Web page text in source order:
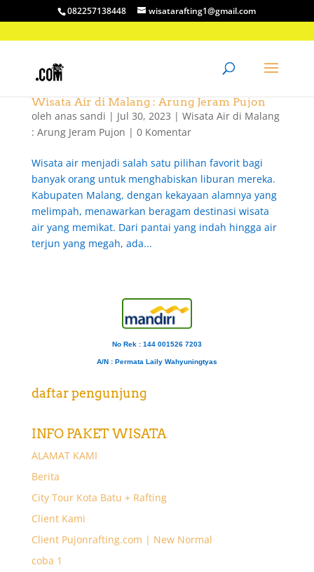
082257138448 wisatarafting1@gmail.com
Wisata Air di Malang : Arung Jeram Pujon
oleh anas sandi | Jul 30, 2023 | Wisata Air di Malang
: Arung Jeram Pujon | 0 Komentar
Wisata air menjadi salah satu pilihan favorit bagi
banyak orang untuk menghabiskan liburan mereka.
Kabupaten Malang, dengan kekayaan alamnya yang
melimpah, menawarkan beragam destinasi wisata
air yang memikat. Dari pantai yang indah hingga air
terjun yang megah, ada...
No Rek : 144 001526 7203
A/N : Permata Laily Wahyuningtyas
daftar pengunjung
INFO PAKET WISATA
ALAMAT KAMI
Berita
City Tour Kota Batu + Rafting
Client Kami
Client Pujonrafting.com | New Normal
coba 1